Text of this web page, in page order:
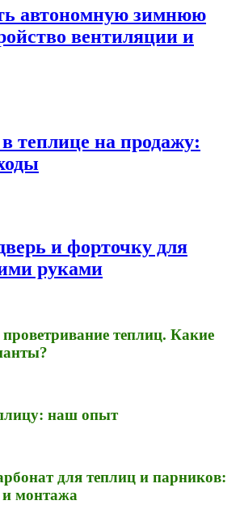
автономную зимнюю
вентиляции и
теплице на продажу:
и форточку для
руками
теплиц. Какие
наш опыт
для теплиц и парников:
монтажа